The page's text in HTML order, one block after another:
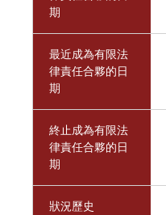
期
最近成為有限法
律責任合夥的日
期
終止成為有限法
律責任合夥的日
期
狀況歷史